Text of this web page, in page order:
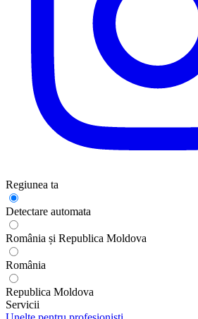
Regiunea ta
Detectare automata
România și Republica Moldova
România
Republica Moldova
Servicii